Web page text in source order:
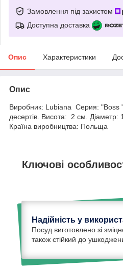
Замовлення під захистом
Доступна доставка
Опис Характеристики
Опис
Виробник: Lubiana Серия: "Boss
десертів. Висота: 2 см.
Країна виробництва: Польща
Ключові
Надійність у
Посуд виготовлено зі
також стійкий до